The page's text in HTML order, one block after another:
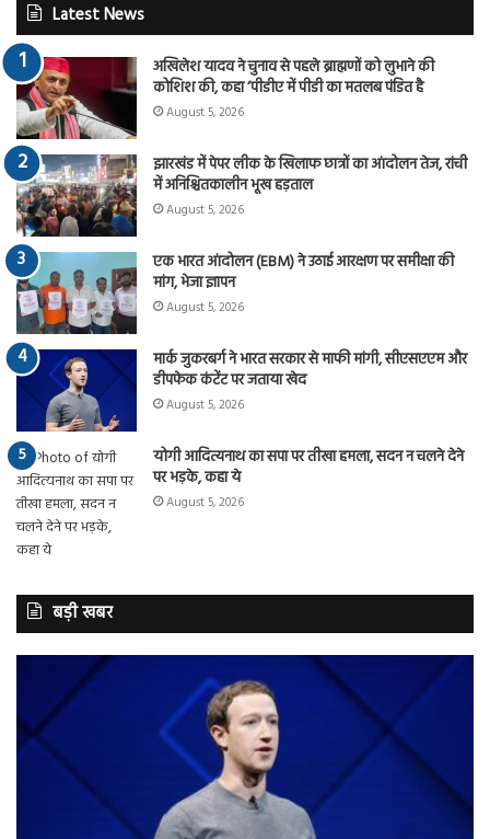
Latest News
अखिलेश यादव ने चुनाव से पहले ब्राह्मणों को लुभाने की
कोशिश की, कहा ‘पीडीए में पीडी का मतलब पंडित है
August 5, 2026
झारखंड में पेपर लीक के खिलाफ छात्रों का आंदोलन तेज, रांची
में अनिश्चितकालीन भूख हड़ताल
August 5, 2026
एक भारत आंदोलन (EBM) ने उठाई आरक्षण पर समीक्षा की
मांग, भेजा ज्ञापन
August 5, 2026
मार्क जुकरबर्ग ने भारत सरकार से माफी मांगी, सीएसएएम और
डीपफेक कंटेंट पर जताया खेद
August 5, 2026
योगी आदित्यनाथ का सपा पर तीखा हमला, सदन न चलने देने
पर भड़के, कहा ये
August 5, 2026
बड़ी खबर